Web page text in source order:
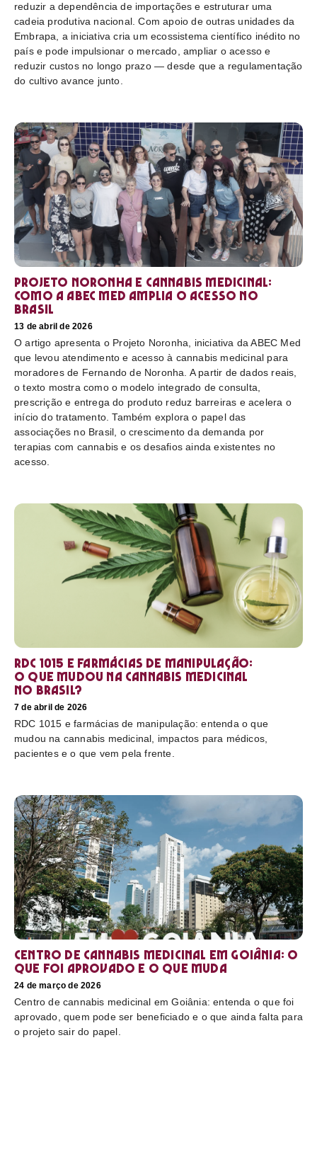
reduzir a dependência de importações e estruturar uma
cadeia produtiva nacional. Com apoio de outras unidades da
Embrapa, a iniciativa cria um ecossistema científico inédito no
país e pode impulsionar o mercado, ampliar o acesso e
reduzir custos no longo prazo — desde que a regulamentação
do cultivo avance junto.
Projeto Noronha e cannabis medicinal:
como a ABEC Med amplia o acesso no
Brasil
13 de abril de 2026
O artigo apresenta o Projeto Noronha, iniciativa da ABEC Med
que levou atendimento e acesso à cannabis medicinal para
moradores de Fernando de Noronha. A partir de dados reais,
o texto mostra como o modelo integrado de consulta,
prescrição e entrega do produto reduz barreiras e acelera o
início do tratamento. Também explora o papel das
associações no Brasil, o crescimento da demanda por
terapias com cannabis e os desafios ainda existentes no
acesso.
RDC 1015 e farmácias de manipulação:
o que mudou na cannabis medicinal
no Brasil?
7 de abril de 2026
RDC 1015 e farmácias de manipulação: entenda o que
mudou na cannabis medicinal, impactos para médicos,
pacientes e o que vem pela frente.
Centro de cannabis medicinal em Goiânia: o
que foi aprovado e o que muda
24 de março de 2026
Centro de cannabis medicinal em Goiânia: entenda o que foi
aprovado, quem pode ser beneficiado e o que ainda falta para
o projeto sair do papel.